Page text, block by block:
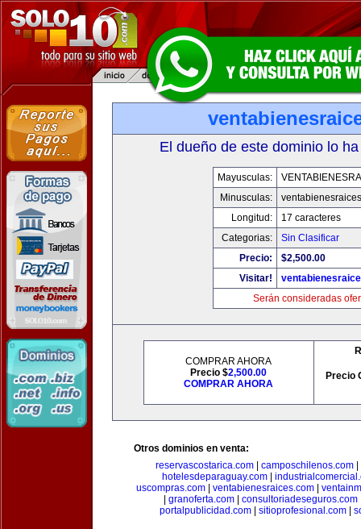
El dueño de este dominio lo
Mayusculas:
Minusculas:
Longitud:
17 caracteres
Categorias:
Sin Clasificar
Precio:
$2,500.00
Visitar!
Serán consideradas
COMPRAR AHORA
Precio $2,500.00
COMPRAR AHORA
Precio
Otros dominios en venta:
reservascostarica.com
camposchilenos.com
hotelesdeparaguay.com|
uscompras.com| ventabienesraices.com|
granoferta.com| consultoriadeseguros.com
portalpublicidad.com
sitioprofesional.com